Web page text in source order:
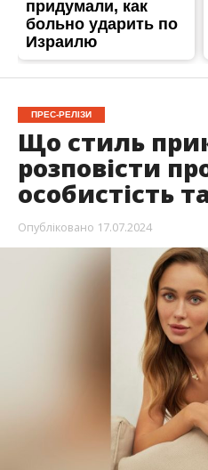
ПРЕС-РЕЛІЗИ
Що стиль
розповісти
особистість
Опубліковано 17.07.2024